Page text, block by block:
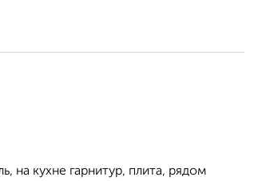
на кухне гарнитур, плита, рядом